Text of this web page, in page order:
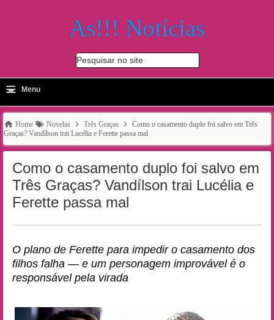
As!!! Notícias
Pesquisar no site
-
≡ Menu
Home Novelas Três Graças
Como o casamento duplo foi salvo em Três
Graças? Vandílson trai Lucélia e Ferette passa mal
Como o casamento duplo foi salvo em
Três Graças? Vandílson trai Lucélia e
Ferette passa mal
O plano de Ferette para impedir o casamento dos
filhos falha — e um personagem improvável é o
responsável pela virada